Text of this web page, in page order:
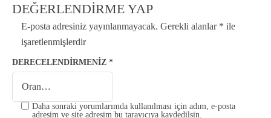
DEĞERLENDIRME YAP
E-posta adresiniz yayınlanmayacak. Gerekli alanlar * ile
işaretlenmişlerdir
DERECELENDIRMENIZ *
Daha sonraki yorumlarımda kullanılması için adım, e-posta
adresim ve site adresim bu tarayıcıya kaydedilsin.